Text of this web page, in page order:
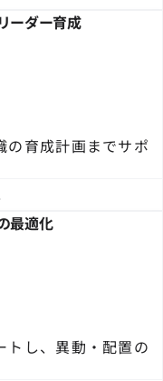
ーダー育成
の育成計画までサポ
最適化
トし、異動・配置の